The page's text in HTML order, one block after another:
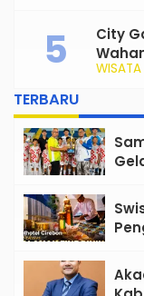
WISATA
City
Siap
TERBARU